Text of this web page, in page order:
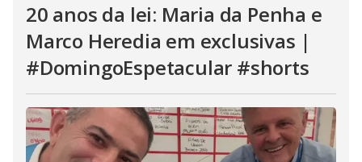
20 anos da lei: Maria da Penha e
Marco Heredia em exclusivas |
#DomingoEspetacular #shorts